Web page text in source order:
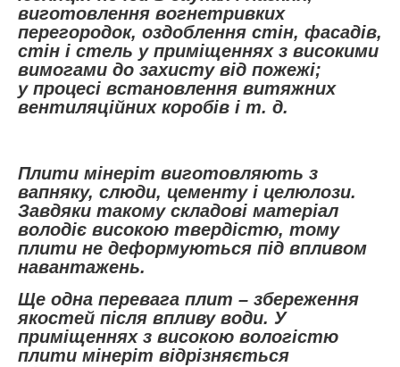
виготовлення вогнетривких
перегородок, оздоблення стін, фасадів,
стін і стель у приміщеннях з високими
вимогами до захисту від пожежі;
у процесі встановлення витяжних
вентиляційних коробів і т. д.
Плити мінеріт виготовляють з
вапняку, слюди, цементу і целюлози.
Завдяки такому складові матеріал
володіє високою твердістю, тому
плити не деформуються під впливом
навантажень.
Ще одна перевага плит – збереження
якостей після впливу води. У
приміщеннях з високою вологістю
плити мінеріт відрізняється